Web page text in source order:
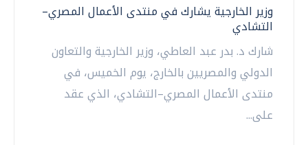
وزير الخارجية يشارك في منتدى الأعمال المصري–
التشادي
شارك د. بدر عبد العاطي، وزير الخارجية والتعاون
الدولي والمصريين بالخارج، يوم الخميس، في
منتدى الأعمال المصري–التشادي، الذي عقد
على...